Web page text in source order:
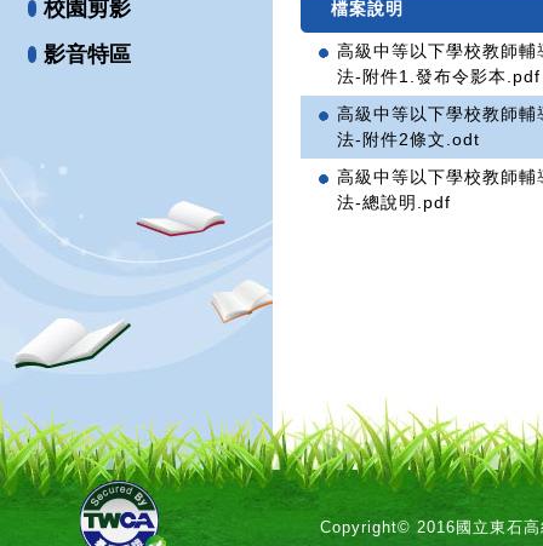
校園剪影
影音特區
檔案說明
高級中等以下學校教師
法-附件1.發布令影本.pdf
高級中等以下學校教師
法-附件2條文.odt
高級中等以下學校教師
法-總說明.pdf
Copyright© 2016國立東石高